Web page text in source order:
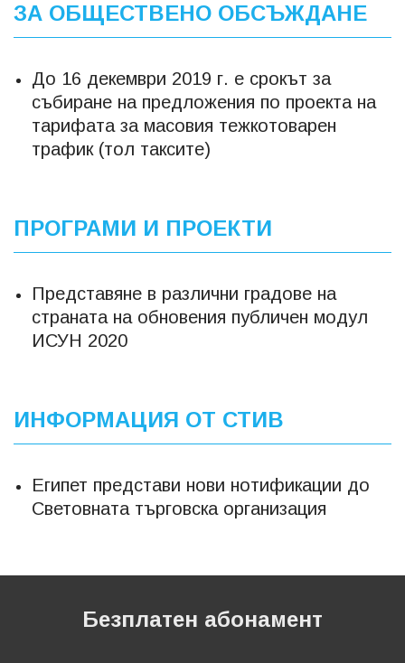
ЗА ОБЩЕСТВЕНО ОБСЪЖДАНЕ
До 16 декември 2019 г. е срокът за
събиране на предложения по проекта на
тарифата за масовия тежкотоварен
трафик (тол таксите)
ПРОГРАМИ И ПРОЕКТИ
Представяне в различни градове на
страната на обновения публичен модул
ИСУН 2020
ИНФОРМАЦИЯ ОТ СТИВ
Египет представи нови нотификации до
Световната търговска организация
Безплатен абонамент